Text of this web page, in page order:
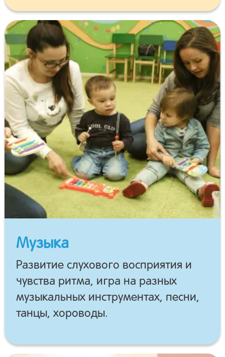
Музыка
Развитие слухового восприятия и
чувства ритма, игра на разных
музыкальных инструментах, песни,
танцы, хороводы.